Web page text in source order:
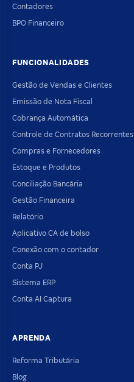
Contadores
BPO Financeiro
FUNCIONALIDADES
Gestão de Vendas e Clientes
Emissão de Nota Fiscal
Cobrança Automática
Controle de Contratos Recorrentes
Compras e Fornecedores
Estoque e Produtos
Conciliação Bancária
Gestão Financeira
Relatório
Aplicativo CA de bolso
Conexão com o contador
Conta PJ
Sistema ERP
Conta AI Captura
APRENDA
Reforma Tributária
Blog